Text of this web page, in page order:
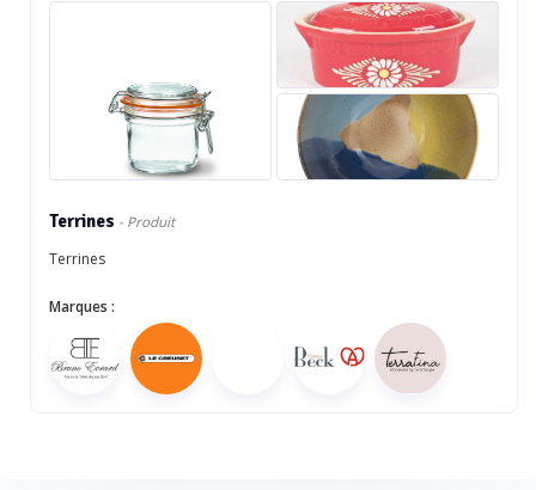
Terrines - Produit
Terrines
Marques :